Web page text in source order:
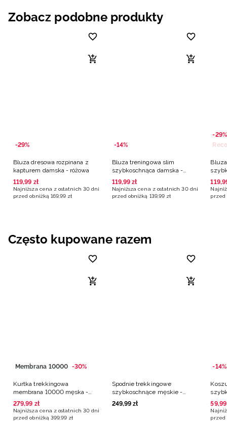
Zobacz podobne produkty
-29%
Bluza dresowa rozpinana z
kapturem damska - różowa
119,99 zł
Najniższa cena z ostatnich 30 dni
przed obniżką 169,99 zł
-14%
Bluza treningowa slim
szybkoschnąca damska -
różowa
119,99 zł
Najniższa cena z ostatnich 30 dni
przed obniżką 139,99 zł
-29%
119,
przed
Często kupowane razem
Membrana 10000 -30%
Kurtka trekkingowa
membrana 10000 męska -
szara
279,99 zł
Najniższa cena z ostatnich 30 dni
przed obniżką 399,99 zł
Spodnie trekkingowe
szybkoschnące męskie -
czarne
249,99 zł
-14%
59,99
przed